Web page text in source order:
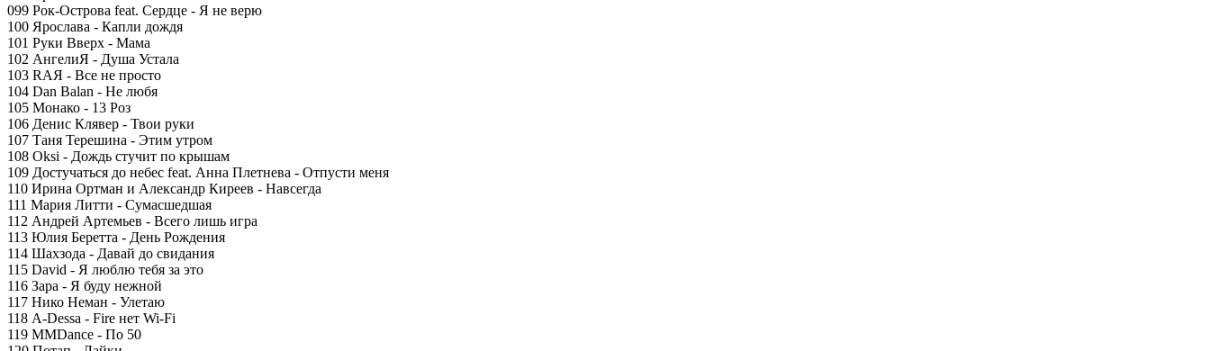
099 Рок-Острова feat. Cердце - Я не верю
100 Ярослава - Капли дождя
101 Руки Вверх - Мама
102 АнгелиЯ - Душа Устала
103 RAЯ - Все не просто
104 Dan Balan - Не любя
105 Монако - 13 Роз
106 Денис Клявер - Твои руки
107 Таня Терешина - Этим утром
108 Oksi - Дождь стучит по крышам
109 Достучаться до небес feat. Анна Плетнева - Отпусти меня
110 Ирина Ортман и Александр Киреев - Навсегда
111 Мария Литти - Сумасшедшая
112 Андрей Артемьев - Всего лишь игра
113 Юлия Беретта - День Рождения
114 Шахзода - Давай до свидания
115 David - Я люблю тебя за это
116 Зара - Я буду нежной
117 Нико Неман - Улетаю
118 A-Dessa - Fire нет Wi-Fi
119 MMDance - По 50